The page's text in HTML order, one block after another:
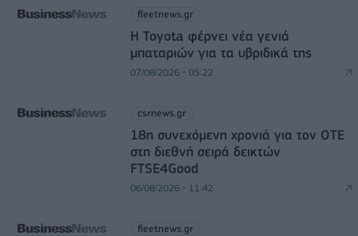
fleetnews.gr
Η Toyota φέρνει νέα γενιά
μπαταριών για τα υβριδικά της
07/08/2026 - 05:22
csrnews.gr
18η συνεχόμενη χρονιά για τον ΟΤΕ
στη διεθνή σειρά δεικτών
FTSE4Good
06/08/2026 - 11:42
fleetnews.gr